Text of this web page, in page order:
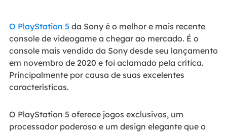
O PlayStation 5 da Sony é o melhor e mais recente
console de videogame a chegar ao mercado. É o
console mais vendido da Sony desde seu lançamento
em novembro de 2020 e foi aclamado pela crítica.
Principalmente por causa de suas excelentes
características.
O PlayStation 5 oferece jogos exclusivos, um
processador poderoso e um design elegante que o